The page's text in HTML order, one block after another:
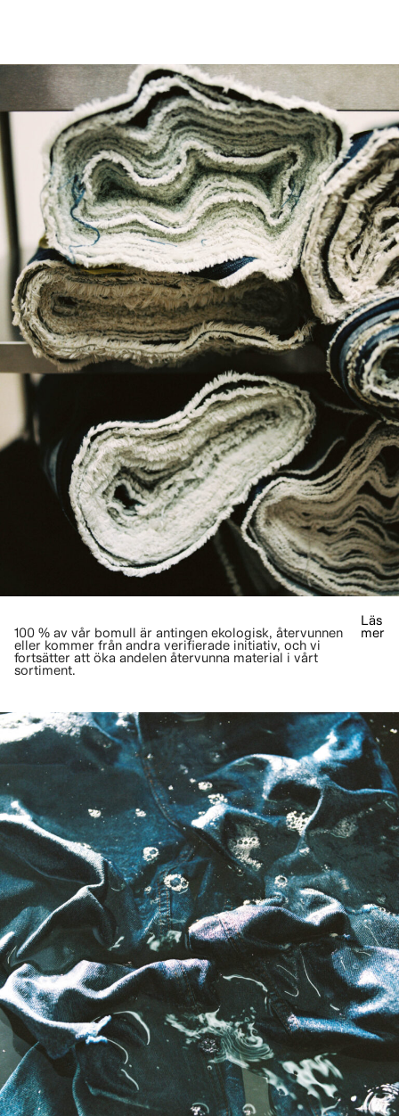
100 % av vår bomull är antingen ekologisk, återvunnen
eller kommer från andra verifierade initiativ, och vi
fortsätter att öka andelen återvunna material i vårt
sortiment.
Läs
mer